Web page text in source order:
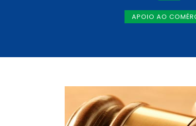
APOIO AO